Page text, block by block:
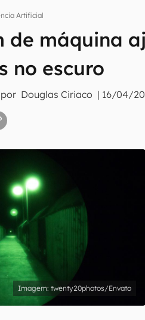
Artificial
de máquina
no escuro
Douglas Ciriaco | 16/04/
do mundo tech!
e receba notícias e
com os
twenty20photos/Envato